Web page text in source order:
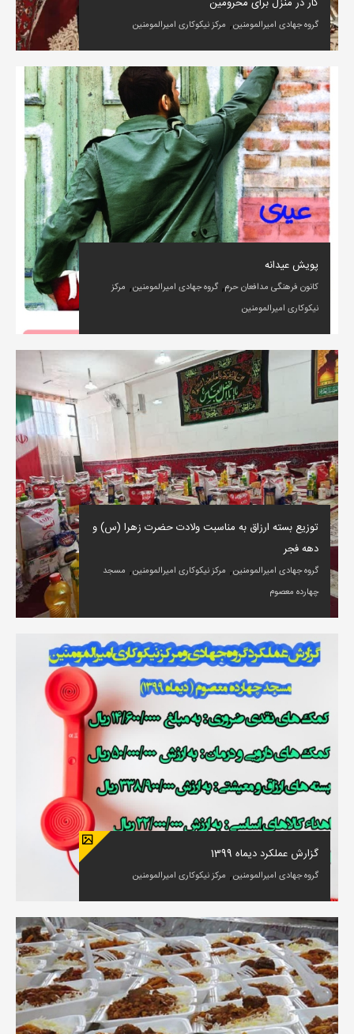
گروه جهادی امیرالمومنین, مرکز نیکوکاری امیرالمومنین
پویش عیدانه
کانون فرهنگی مدافعان حرم, گروه جهادی امیرالمومنین, مرکز
نیکوکاری امیرالمومنین
توزیع بسته ارزاق به مناسبت ولادت حضرت زهرا (س) و
دهه فجر
گروه جهادی امیرالمومنین, مرکز نیکوکاری امیرالمومنین, مسجد
چهارده معصوم
گزارش عملکرد دیماه 1399
گروه جهادی امیرالمومنین, مرکز نیکوکاری امیرالمومنین